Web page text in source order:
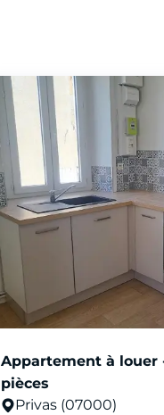
Le studio dispose d'une salle
L'eau froide est collective, le
LOCATION NON MEUBLÉE
Les informations sur les risques
disponibles sur le site Géorisques
Appartement à louer
pièces
Privas (07000)